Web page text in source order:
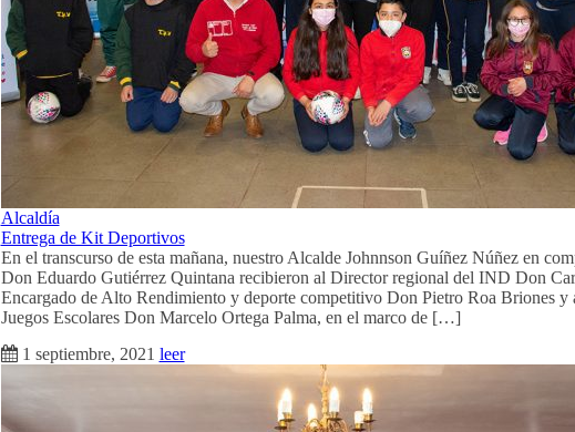
Alcaldía
Entrega de Kit Deportivos
En el transcurso de esta mañana, nuestro Alcalde Johnnson Guíñez Núñez en
Don Eduardo Gutiérrez Quintana recibieron al Director regional del IND Don
Encargado de Alto Rendimiento y deporte competitivo Don Pietro Roa Briones y
Juegos Escolares Don Marcelo Ortega Palma, en el marco de […]
1 septiembre, 2021 leer